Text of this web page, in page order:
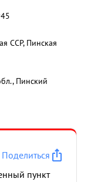
ССР, Пинская
Пинский
Поделиться
пункт